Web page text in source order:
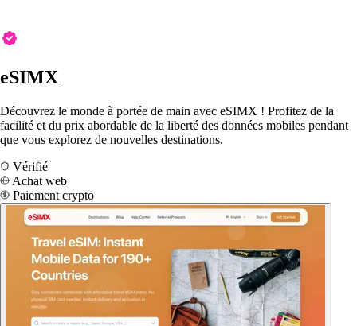
eSIMX
Découvrez le monde à portée de main avec eSIMX ! Profitez de la
facilité et du prix abordable de la liberté des données mobiles pendant
que vous explorez de nouvelles destinations.
Vérifié
Achat web
Paiement crypto